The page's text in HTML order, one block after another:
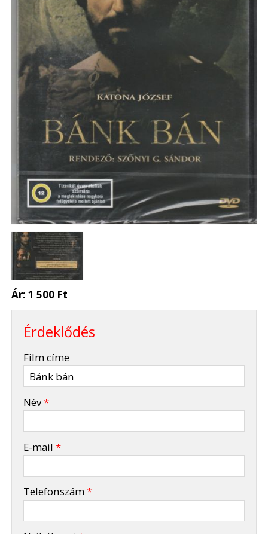
Ár:1 500 Ft
Érdeklődés
Film címe
Név*
E-mail*
Telefonszám*